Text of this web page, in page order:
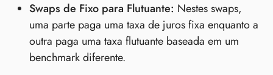
Swaps de Fixo para Flutuante: Nestes swaps,
uma parte paga uma taxa de juros fixa enquanto a
outra paga uma taxa flutuante baseada em um
benchmark diferente.